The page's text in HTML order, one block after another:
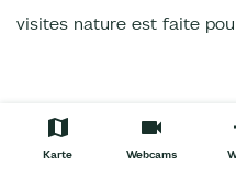
visites nature est faite
Karte Webcams